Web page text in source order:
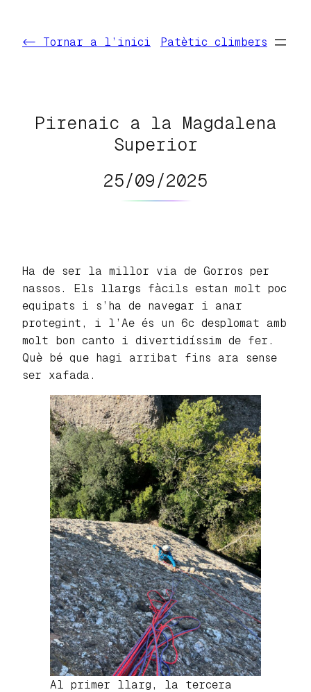
contingut
<- Tornar a l’inici Patètic climbers
Pirenaic a la Magdalena
Superior
25/09/2025
Ha de ser la millor via de Gorros per
nassos. Els llargs fàcils estan molt poc
equipats i s’ha de navegar i anar
protegint, i l’Ae és un 6c desplomat amb
molt bon canto i divertidíssim de fer.
Què bé que hagi arribat fins ara sense
ser xafada.
Al primer llarg, la tercera